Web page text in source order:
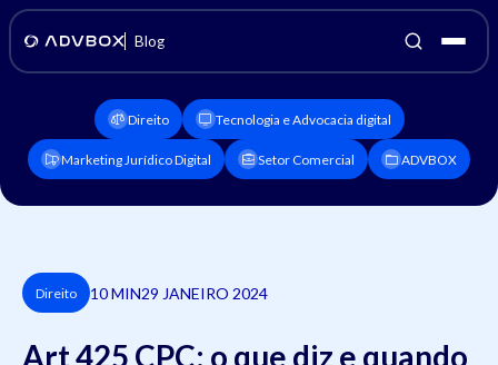
Blog
Direito Tecnologia e Advocacia digital
Marketing Jurídico Digital Setor Comercial ADVBOX
Direito 10 MIN29 JANEIRO 2024
Art 425 CPC: o que diz e quando